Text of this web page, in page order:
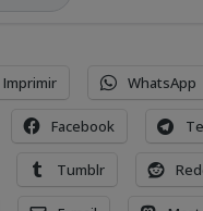
Imprimir WhatsApp
Facebook
Tumblr